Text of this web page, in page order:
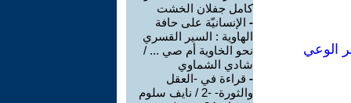
الوعي
كامل جفلان الخشت
- الإنسانيّة على حافة
الهاوية : السير القسري
نحو الخاوية أم صي ... /
شادي الشماوي
- قراءة في -العقل
والثورة- -2 / نايف سلوم